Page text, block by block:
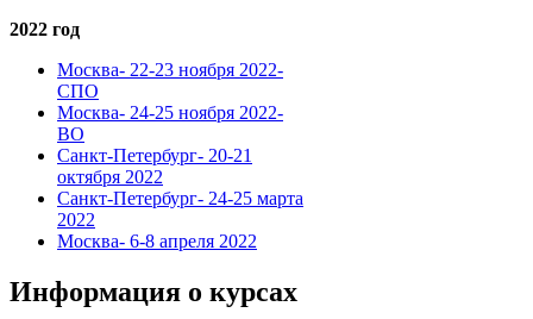
2022 год
Москва- 22-23 ноября 2022-
СПО
Москва- 24-25 ноября 2022-
ВО
Санкт-Петербург- 20-21
октября 2022
Санкт-Петербург- 24-25 марта
2022
Москва- 6-8 апреля 2022
Информация о курсах